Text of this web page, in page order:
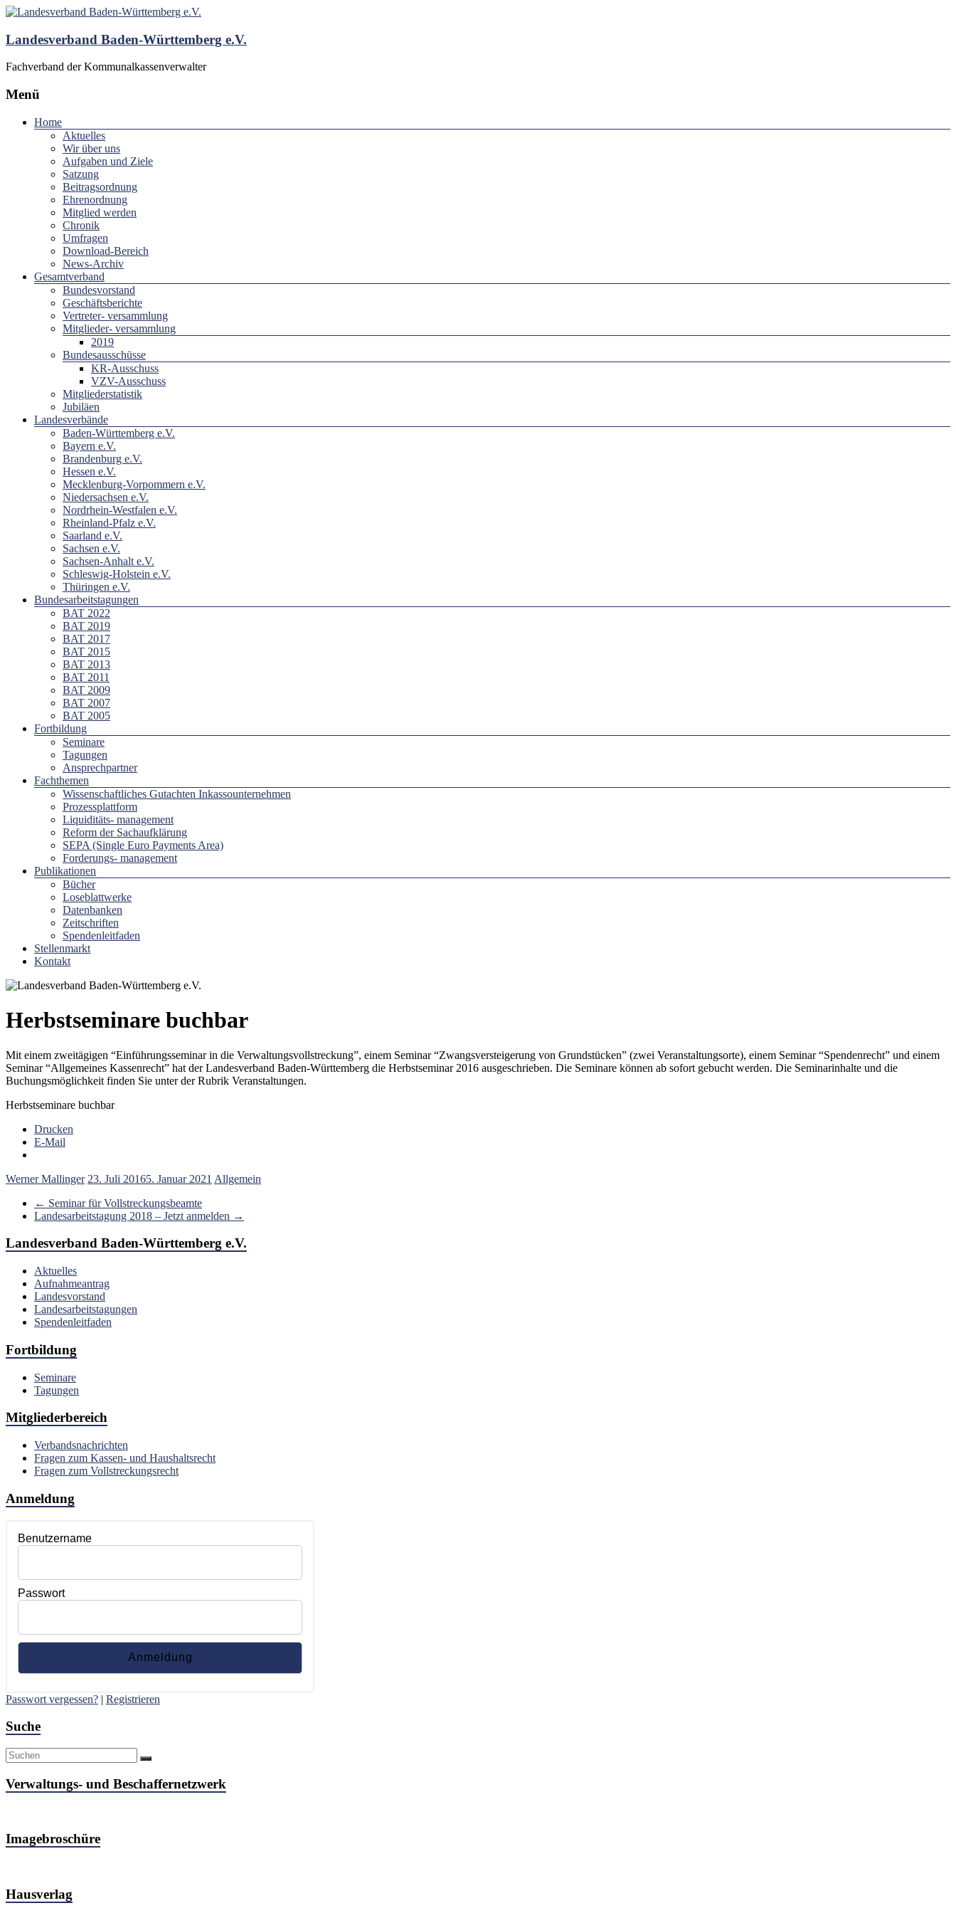
Landesverband Baden-Württemberg e.V.
Fachverband der Kommunalkassenverwalter
Menü
Home
Aktuelles
Wir über uns
Aufgaben und Ziele
Satzung
Beitragsordnung
Ehrenordnung
Mitglied werden
Chronik
Umfragen
Download-Bereich
News-Archiv
Gesamtverband
Bundesvorstand
Geschäftsberichte
Vertreter- versammlung
Mitglieder- versammlung
2019
Bundesausschüsse
KR-Ausschuss
VZV-Ausschuss
Mitgliederstatistik
Jubiläen
Landesverbände
Baden-Württemberg e.V.
Bayern e.V.
Brandenburg e.V.
Hessen e.V.
Mecklenburg-Vorpommern e.V.
Niedersachsen e.V.
Nordrhein-Westfalen e.V.
Rheinland-Pfalz e.V.
Saarland e.V.
Sachsen e.V.
Sachsen-Anhalt e.V.
Schleswig-Holstein e.V.
Thüringen e.V.
Bundesarbeitstagungen
BAT 2022
BAT 2019
BAT 2017
BAT 2015
BAT 2013
BAT 2011
BAT 2009
BAT 2007
BAT 2005
Fortbildung
Seminare
Tagungen
Ansprechpartner
Fachthemen
Wissenschaftliches Gutachten Inkassounternehmen
Prozessplattform
Liquiditäts- management
Reform der Sachaufklärung
SEPA (Single Euro Payments Area)
Forderungs- management
Publikationen
Bücher
Loseblattwerke
Datenbanken
Zeitschriften
Spendenleitfaden
Stellenmarkt
Kontakt
Herbstseminare buchbar
Mit einem zweitägigen “Einführungsseminar in die Verwaltungsvollstreckung”, einem Seminar “Zwangsversteigerung von Grundstücken” (zwei Veranstaltungsorte), einem Seminar “Spendenrecht” und einem
Seminar “Allgemeines Kassenrecht” hat der Landesverband Baden-Württemberg die Herbstseminar 2016 ausgeschrieben. Die Seminare können ab sofort gebucht werden. Die Seminarinhalte und die
Buchungsmöglichkeit finden Sie unter der Rubrik Veranstaltungen.
Herbstseminare buchbar
Drucken
E-Mail
Werner Mallinger 23. Juli 20165. Januar 2021 Allgemein
← Seminar für Vollstreckungsbeamte
Landesarbeitstagung 2018 – Jetzt anmelden →
Landesverband Baden-Württemberg e.V.
Aktuelles
Aufnahmeantrag
Landesvorstand
Landesarbeitstagungen
Spendenleitfaden
Fortbildung
Seminare
Tagungen
Mitgliederbereich
Verbandsnachrichten
Fragen zum Kassen- und Haushaltsrecht
Fragen zum Vollstreckungsrecht
Anmeldung
Benutzername
Passwort
Passwort vergessen? | Registrieren
Suche
Verwaltungs- und Beschaffernetzwerk
Imagebroschüre
Hausverlag